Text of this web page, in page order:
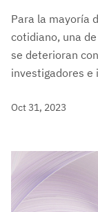
Para la mayoría
cotidiano, una
se deterioran
investigadores e
Oct 31, 2023